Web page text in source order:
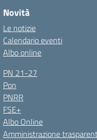
Novità
Le notizie
Calendario eventi
Albo online
PN 21-27
Pon
PNRR
FSE+
Albo Online
Amministrazione